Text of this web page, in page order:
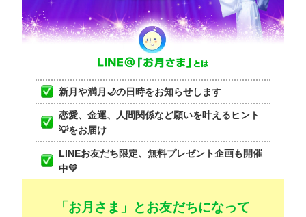
新月や満月🌙の日時をお知らせします
恋愛、金運、人間関係など願いを叶えるヒント
💡をお届け
LINEお友だち限定、無料プレゼント企画も開催
中💛
「お月さま」とお友だちになって